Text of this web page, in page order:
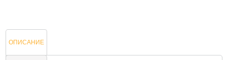
ОПИСАНИЕ